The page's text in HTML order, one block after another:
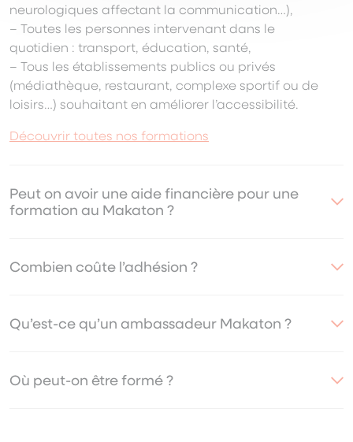
neurologiques affectant la communication…),
– Toutes les personnes intervenant dans le
quotidien : transport, éducation, santé,
– Tous les établissements publics ou privés
(médiathèque, restaurant, complexe sportif ou de
loisirs…) souhaitant en améliorer l’accessibilité.
Découvrir toutes nos formations
Peut on avoir une aide financière pour une
formation au Makaton ?
Combien coûte l’adhésion ?
Qu’est-ce qu’un ambassadeur Makaton ?
Où peut-on être formé ?